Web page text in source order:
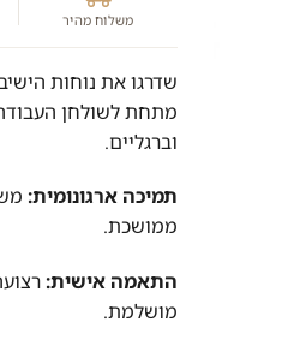
משלוח מהיר
שדרגו את נוחות
מתחת לשולחן
וברגליים.
תמיכה ארגונומית:
ממושכת.
התאמה אישית:
מושלמת.